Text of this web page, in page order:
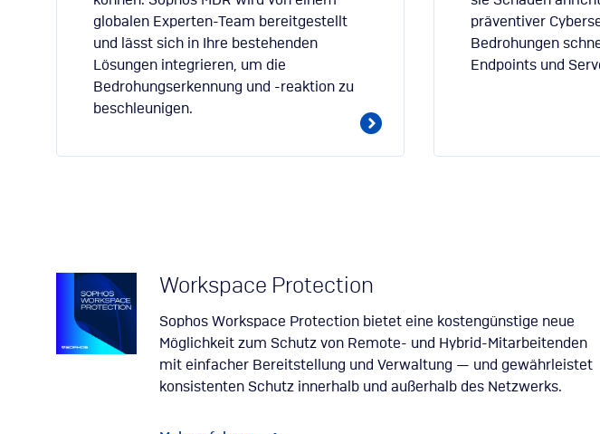
globalen Experten-Team bereitgestellt
und lässt sich in Ihre bestehenden
Lösungen integrieren, um die
Bedrohungserkennung und -reaktion zu
beschleunigen.
präventiver
Bedrohungen
Endpoints und
Workspace Protection
Sophos Workspace Protection bietet eine kostengünstige neue
Möglichkeit zum Schutz von Remote- und Hybrid-Mitarbeitenden
mit einfacher Bereitstellung und Verwaltung — und gewährleistet
konsistenten Schutz innerhalb und außerhalb des Netzwerks.